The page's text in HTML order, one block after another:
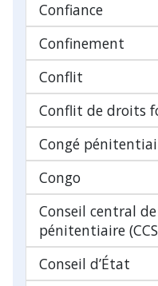
Confiance
Confinement
Conflit
Conflit de droits
Congé
Congo
Conseil central
pénitentiaire
Conseil d’État